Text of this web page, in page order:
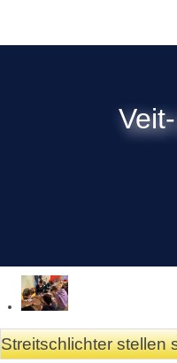
Streitschlichter stellen